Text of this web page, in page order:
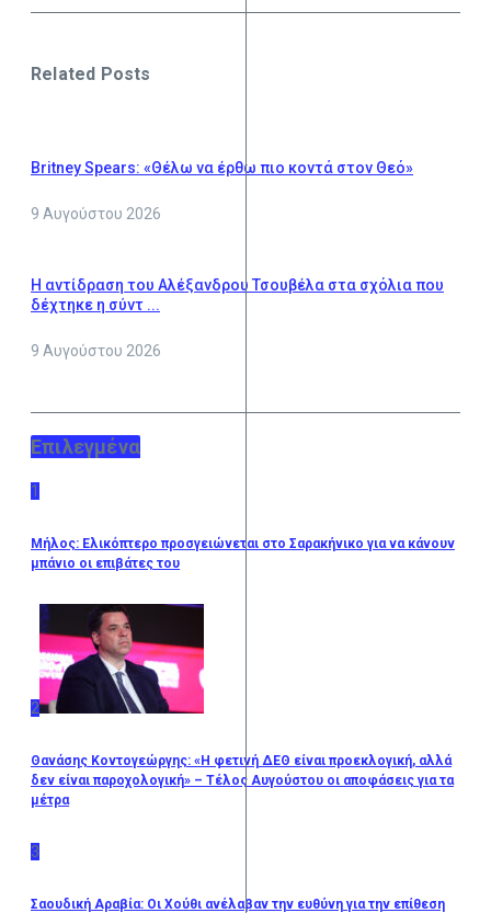
Related Posts
Britney Spears: «Θέλω να έρθω πιο κοντά στον Θεό»
9 Αυγούστου 2026
Η αντίδραση του Αλέξανδρου Τσουβέλα στα σχόλια που
δέχτηκε η σύντ ...
9 Αυγούστου 2026
Επιλεγμένα
1
Μήλος: Ελικόπτερο προσγειώνεται στο Σαρακήνικο για να κάνουν
μπάνιο οι επιβάτες του
2
Θανάσης Κοντογεώργης: «Η φετινή ΔΕΘ είναι προεκλογική, αλλά
δεν είναι παροχολογική» – Τέλος Αυγούστου οι αποφάσεις για τα
μέτρα
3
Σαουδική Αραβία: Οι Χούθι ανέλαβαν την ευθύνη για την επίθεση